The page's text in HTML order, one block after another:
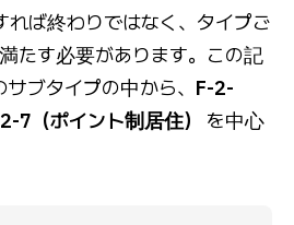
ば終わりではなく、タイプご
たす必要があります。この記
ブタイプの中から、 F-2-
7（ポイント制居住）
を中心